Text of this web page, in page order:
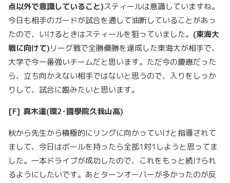
点以外で意識していること)スティールは意識していますね。
今日も相手のガードが試合を通して油断していることがあっ
たので、いけるときはスティールを狙っていました。 (東海大
戦に向けて)リーグ戦で全勝優勝を達成した東海大が相手で、
大学で今一番強いチームだと思います。ただ今の慶應だった
ら、立ち向かえない相手ではないと思うので、入りをしっか
りして、試合に臨みたいと思います。
[F] 真木達(環2･國學院久我山高)
秋から先生から積極的にリングに向かっていけと指導されて
まして、今日はボールを持ったら全部1対1しようと思ってま
した。一本ドライブが成功したので、これをもっと続けられ
るようにしたいです。あとターンオーバーが多かったのが反